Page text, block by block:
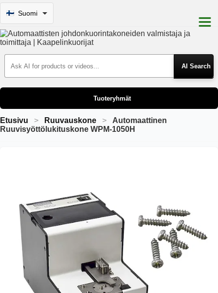
Suomi
Search Products
Tuoteryhmät
Etusivu Ruuvauskone
Automaattinen
Ruuvisyöttölukituskone WPM-1050H